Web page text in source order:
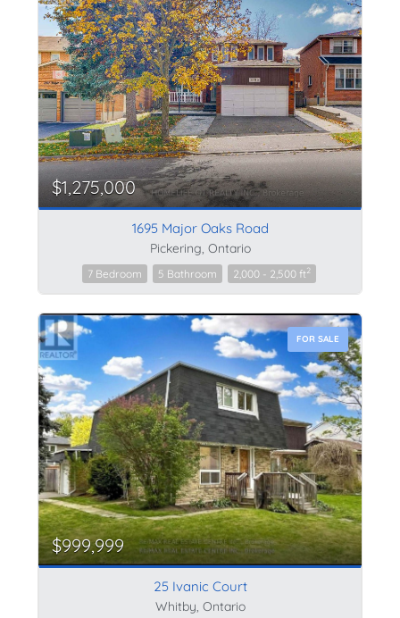
$1,275,000
1695 Major Oaks Road
Pickering, Ontario
7 Bedroom 5 Bathroom 2,000 - 2,500 ft2
FOR SALE
$999,999
25 Ivanic Court
Whitby, Ontario